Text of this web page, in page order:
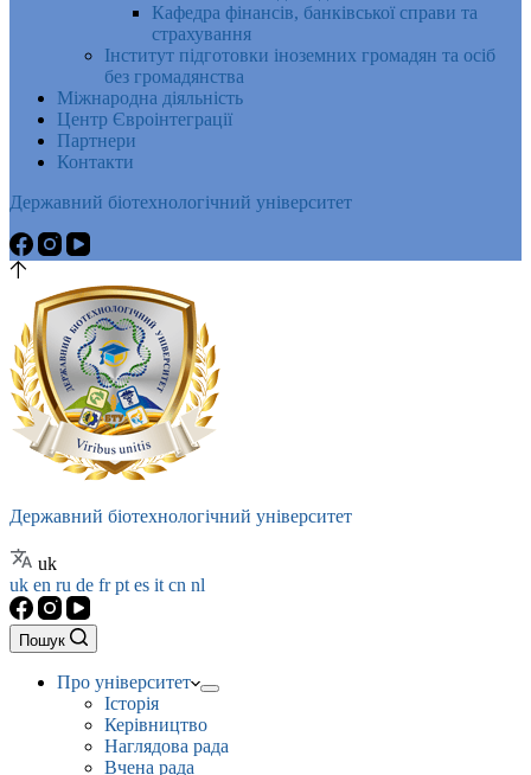
Кафедра фінансів, банківської справи та
страхування
Інститут підготовки іноземних громадян та осіб
без громадянства
Міжнародна діяльність
Центр Євроінтеграції
Партнери
Контакти
Державний біотехнологічний університет
Державний біотехнологічний університет
uk
uk en ru de frpt es it cn nl
Пошук
Про університет
Історія
Керівництво
Наглядова рада
Вчена рада